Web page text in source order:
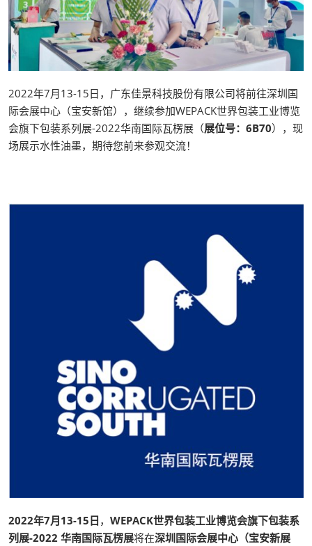
2022年7月13-15日，广东佳景科技股份有限公司将前往深圳国
际会展中心（宝安新馆），继续参加WEPACK世界包装工业博览
会旗下包装系列展-2022华南国际瓦楞展（展位号：6B70），现
场展示水性油墨，期待您前来参观交流！
2022年7月13-15日 ， WEPACK世界包装工业博览会旗下包装系
列展-2022 华南国际瓦楞展将在深圳国际会展中心（宝安新展